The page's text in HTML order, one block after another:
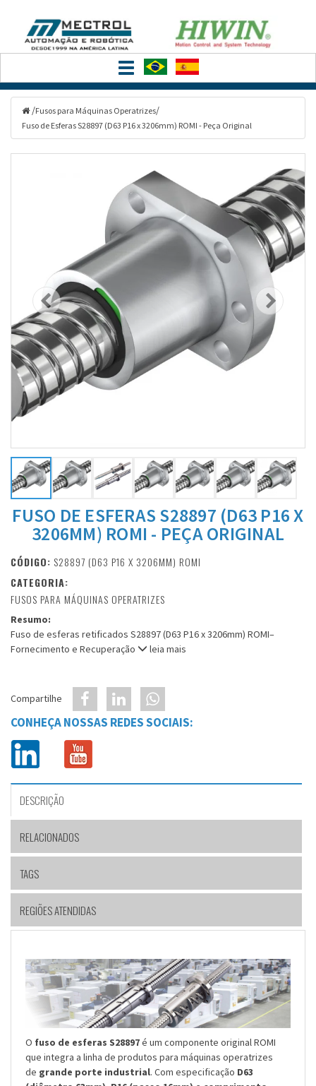
Toggle
navigation
/Fusos para Máquinas Operatrizes/
Fuso de Esferas S28897 (D63 P16 x 3206mm) ROMI - Peça Original
FUSO DE ESFERAS S28897 (D63 P16 X
3206MM) ROMI - PEÇA ORIGINAL
CÓDIGO: S28897 (D63 P16 X 3206MM) ROMI
CATEGORIA:
FUSOS PARA MÁQUINAS OPERATRIZES
Resumo:
Fuso de esferas retificados S28897 (D63 P16 x 3206mm) ROMI–
Fornecimento e Recuperação
leia mais
Compartilhe
CONHEÇA NOSSAS REDES SOCIAIS:
DESCRIÇÃO
RELACIONADOS
TAGS
REGIÕES ATENDIDAS
O fuso de esferas S28897é um componente original ROMI
que integra a linha de produtos para máquinas operatrizes
de grande porte industrial. Com especificação D63
Filtrar
Categorias